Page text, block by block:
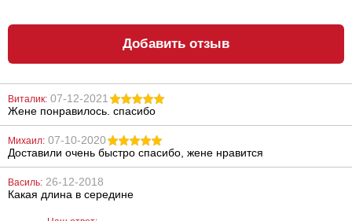
Анальный
50 мл
314 грн 668 грн
Добавить отзыв
Виталик: 07-12-2021
Жене понравилось. спасибо
Михаил: 07-10-2020
Доставили очень быстро спасибо, жене нравится
Василь: 26-12-2018
Какая длина в середине